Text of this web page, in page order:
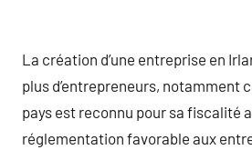
La création d’une entreprise en
plus d’entrepreneurs, notamment
pays est reconnu pour sa fiscalité
réglementation favorable aux